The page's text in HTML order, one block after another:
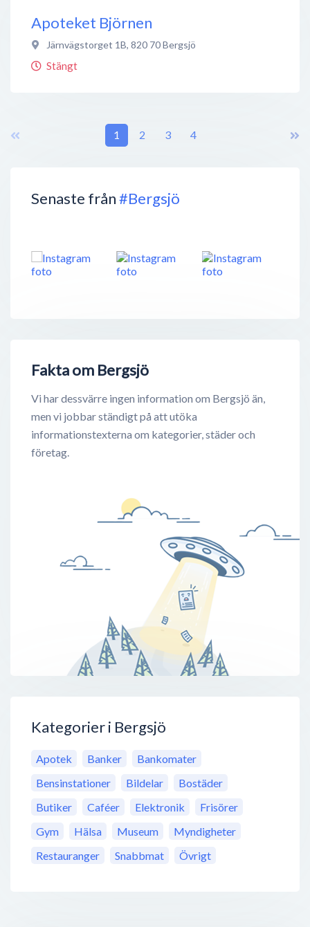
Senaste från#Bergsjö
Fakta om Bergsjö
Vi har dessvärre ingen information om Bergsjö än,
men vi jobbar ständigt på att utöka
informationstexterna om kategorier, städer och
företag.
Kategorier i Bergsjö
Apotek Banker
Bankomater
Bensinstationer
Bildelar
Bostäder
Butiker
Caféer Elektronik
Frisörer
Gym
Hälsa Museum
Myndigheter
Restauranger
Snabbmat Övrigt
Apoteket Björnen
Järnvägstorget 1B, 820 70Bergsjö
Stängt
1 2 3 4